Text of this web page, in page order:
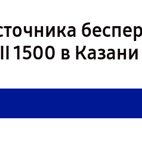
1500 в Казани